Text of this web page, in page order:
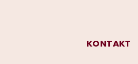
KONTAKT